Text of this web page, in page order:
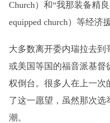
Church） 和“我那装备精
equipped church） 等经济
大多数离开委内瑞拉去
或美国等国的福音派基督
权倒台。很多人在上一次
了这一愿望，虽然那次选
潮。